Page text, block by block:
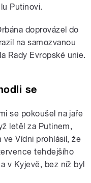
Putinovi.
doprovázel do
na samozvanou
Rady Evropské unie.
se
se pokoušel na jaře
letěl za Putinem,
ve Vídni prohlásil, že
tehdejšího
v Kyjevě, bez níž byl